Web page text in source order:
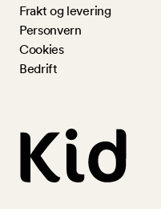
Frakt og levering
Personvern
Cookies
Bedrift